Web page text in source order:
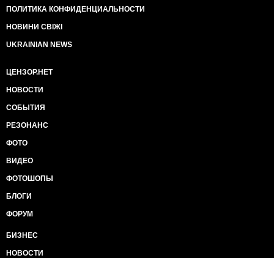
ПОЛИТИКА КОНФИДЕНЦИАЛЬНОСТИ
НОВИНИ СВІЖІ
UKRAINIAN NEWS
ЦЕНЗОР.НЕТ
НОВОСТИ
СОБЫТИЯ
РЕЗОНАНС
ФОТО
ВИДЕО
ФОТОШОПЫ
БЛОГИ
ФОРУМ
БИЗНЕС
НОВОСТИ